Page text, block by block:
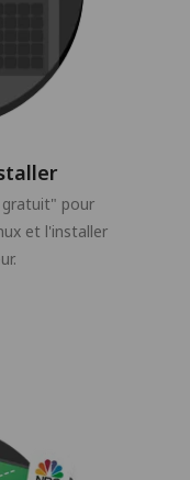
gratuit" pour
et l'installer